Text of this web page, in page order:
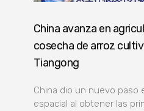
China avanza en
cosecha de arroz
Tiangong
China dio un nuevo paso
espacial al obtener las